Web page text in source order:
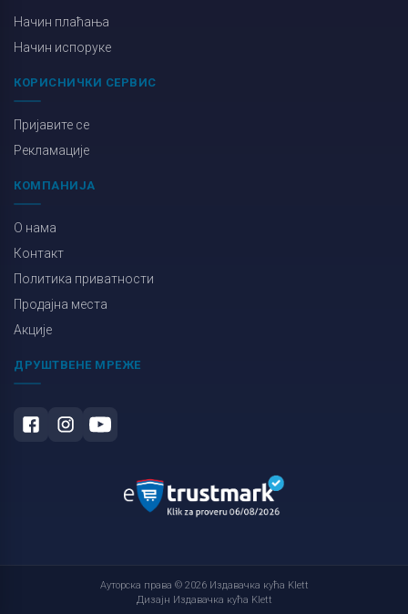
Начин плаћања
Начин испоруке
КОРИСНИЧКИ СЕРВИС
Пријавите се
Рекламације
КОМПАНИЈА
О нама
Контакт
Политика приватности
Продајна места
Акције
ДРУШТВЕНЕ МРЕЖЕ
Ауторска права © 2026 Издавачка кућа Klett
Дизајн Издавачка кућа Klett